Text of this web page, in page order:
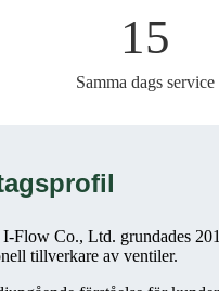
15
Samma dags service
Flow Co., Ltd. grundades
tillverkare av ventiler.